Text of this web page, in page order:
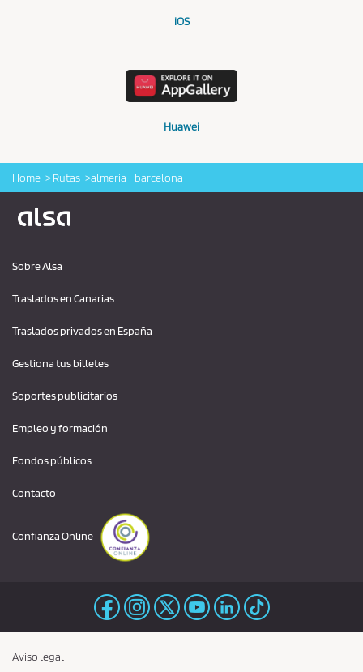
iOS
Huawei
Home Rutas almeria - barcelona
Sobre Alsa
Traslados en Canarias
Traslados privados en España
Gestiona tus billetes
Soportes publicitarios
Empleo y formación
Fondos públicos
Contacto
Confianza Online
Logo Alsa
Aviso legal